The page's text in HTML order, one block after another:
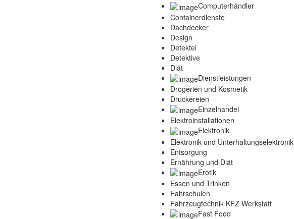
Computerhändler
Containerdienste
Dachdecker
Design
Detektei
Detektive
Diät
Dienstleistungen
Drogerien und Kosmetik
Druckereien
Einzelhandel
Elektroinstallationen
Elektronik
Elektronik und Unterhaltungselektronik
Entsorgung
Ernährung und Diät
Erotik
Essen und Trinken
Fahrschulen
Fahrzeugtechnik KFZ Werkstatt
Fast Food